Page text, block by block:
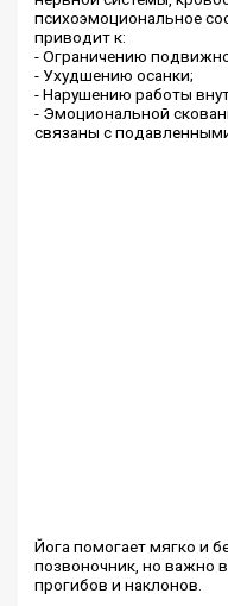
психоэмоциональное
приводит к:
- Ограничению
- Ухудшению осанки;
- Нарушению работы
- Эмоциональной
связаны с
Йога помогает мягко и
позвоночник, но важно
прогибов и наклонов.